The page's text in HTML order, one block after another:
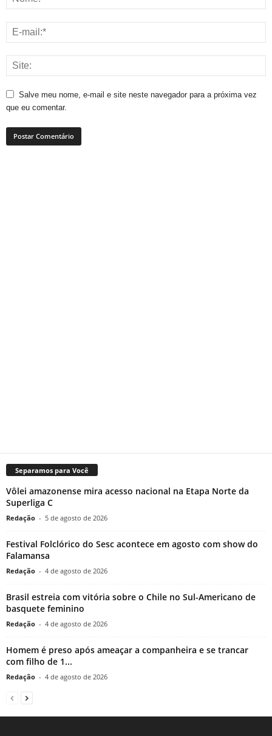
Salve meu nome, e-mail e site neste navegador para a próxima vez
que eu comentar.
Separamos para Você
Vôlei amazonense mira acesso nacional na Etapa Norte da
Superliga C
Redação - 5 de agosto de 2026
Festival Folclórico do Sesc acontece em agosto com show do
Falamansa
Redação - 4 de agosto de 2026
Brasil estreia com vitória sobre o Chile no Sul-Americano de
basquete feminino
Redação - 4 de agosto de 2026
Homem é preso após ameaçar a companheira e se trancar
com filho de 1...
Redação - 4 de agosto de 2026